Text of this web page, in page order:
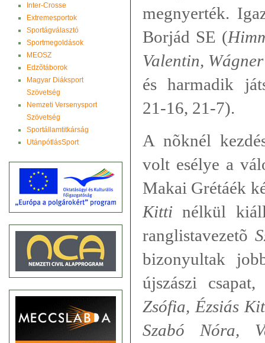
Inter-Crosse
Extremesportok
Sportágválasztó
Sportmegoldások
MEOSZ
Edzõtáborok
Magyar Diáksport
Szövetség
Nemzeti Versenysport
Szövetség
Sportállamtitkárság
UtánpótlásSport
megnyerték.
Borjád SE (
Valentin, Wágner
és harmadik
21-16, 21-7).
A nõknél
volt esélye a
Makai Grétáék
Kitti nélkül
ranglistavezetõ
bizonyultak
újszászi
Zsófia, Ézsiás
Szabó Nóra,